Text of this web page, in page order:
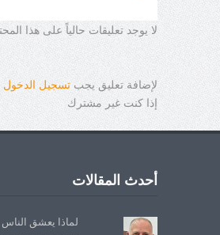
لا يوجد تعليقات حالياً على هذا
لإضافة تعليق يجبتسجيل الدخول
إذا كنت غير مشترك
أحدث المقالات
لماذا يعشق الناس